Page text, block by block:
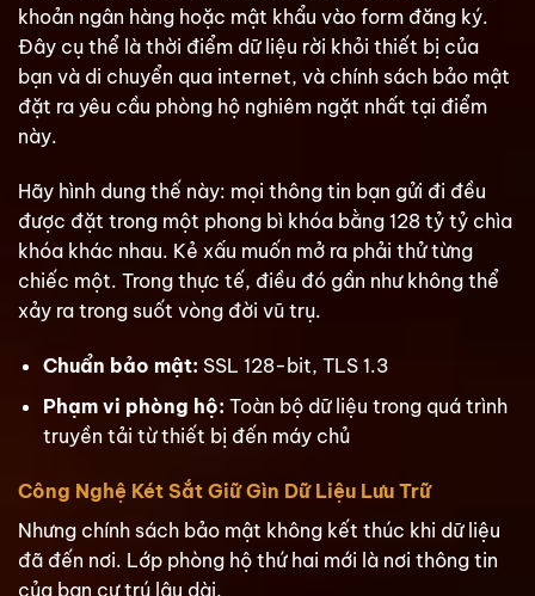
khoản ngân hàng hoặc mật khẩu vào form đăng ký.
Đây cụ thể là thời điểm dữ liệu rời khỏi thiết bị của
bạn và di chuyển qua internet, và chính sách bảo mật
đặt ra yêu cầu phòng hộ nghiêm ngặt nhất tại điểm
này.
Hãy hình dung thế này: mọi thông tin bạn gửi đi đều
được đặt trong một phong bì khóa bằng 128 tỷ tỷ chìa
khóa khác nhau. Kẻ xấu muốn mở ra phải thử từng
chiếc một. Trong thực tế, điều đó gần như không thể
xảy ra trong suốt vòng đời vũ trụ.
Chuẩn bảo mật: SSL 128-bit, TLS 1.3
Phạm vi phòng hộ: Toàn bộ dữ liệu trong quá trình
truyền tải từ thiết bị đến máy chủ
Công Nghệ Két Sắt Giữ Gìn Dữ Liệu Lưu Trữ
Nhưng chính sách bảo mật không kết thúc khi dữ liệu
đã đến nơi. Lớp phòng hộ thứ hai mới là nơi thông tin
của bạn cư trú lâu dài.